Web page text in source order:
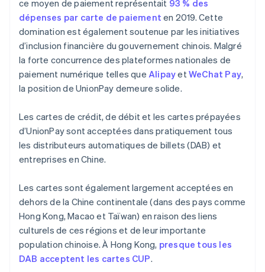
ce moyen de paiement représentait 93 % des
dépenses par carte de paiement en 2019. Cette
domination est également soutenue par les initiatives
d’inclusion financière du gouvernement chinois. Malgré
la forte concurrence des plateformes nationales de
paiement numérique telles que AlipayetWeChat Pay,
la position de UnionPay demeure solide.
Les cartes de crédit, de débit et les cartes prépayées
d’UnionPay sont acceptées dans pratiquement tous
les distributeurs automatiques de billets (DAB) et
entreprises en Chine.
Les cartes sont également largement acceptées en
dehors de la Chine continentale (dans des pays comme
Hong Kong, Macao et Taïwan) en raison des liens
culturels de ces régions et de leur importante
population chinoise. À Hong Kong, presque tous les
DAB acceptent les cartes CUP.